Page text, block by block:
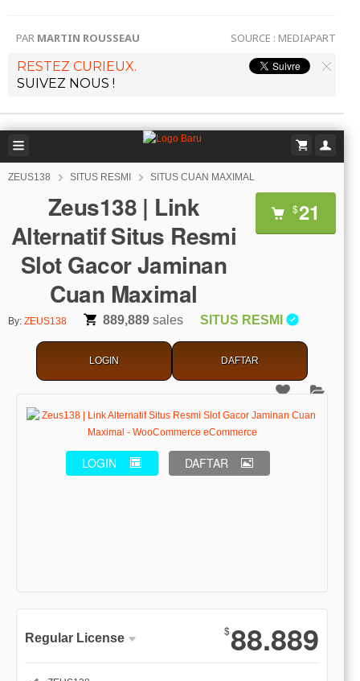
SOURCE : MEDIAPART
PAR MARTIN ROUSSEAU
RESTEZ CURIEUX.
SUIVEZ NOUS !
ZEUS138 SITUS RESMI SITUS CUAN MAXIMAL
Zeus138 | Link
Alternatif Situs Resmi
Slot Gacor Jaminan
Cuan Maximal
$21
By: ZEUS138 889,889 sales SITUS RESMI
LOGIN DAFTAR
LOGIN DAFTAR
Show More
Regular License
Regular
$88.889